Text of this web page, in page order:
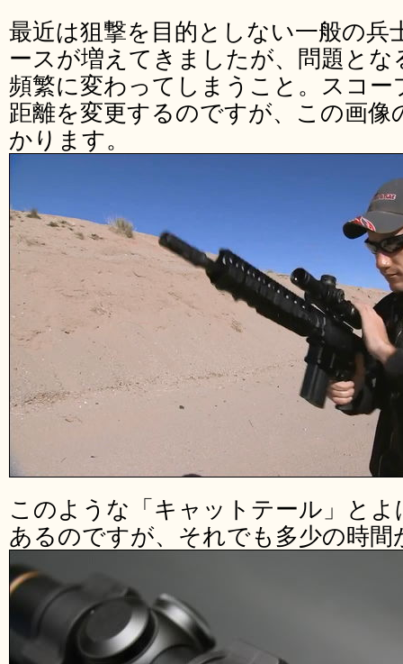
最近は狙撃を目的としない一般の兵
ースが増えてきましたが、問題と
頻繁に変わってしまうこと。スコ
距離を変更するのですが、この画
かります。
このような「キャットテール」と
あるのですが、それでも多少の時